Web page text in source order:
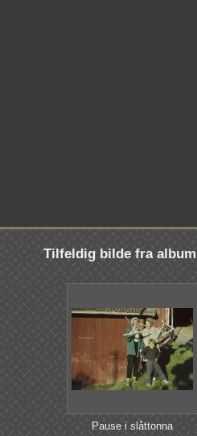
Tilfeldig bilde fra album
Pause i slåttonna